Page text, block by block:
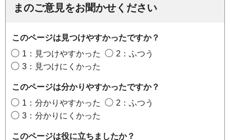
まのご意見をお聞かせください
このページは見つけやすかったですか？
1：見つけやすかった
2：ふつう
3：見つけにくかった
このページは分かりやすかったですか？
1：分かりやすかった
2：ふつう
3：分かりにくかった
このページは役に立ちましたか？